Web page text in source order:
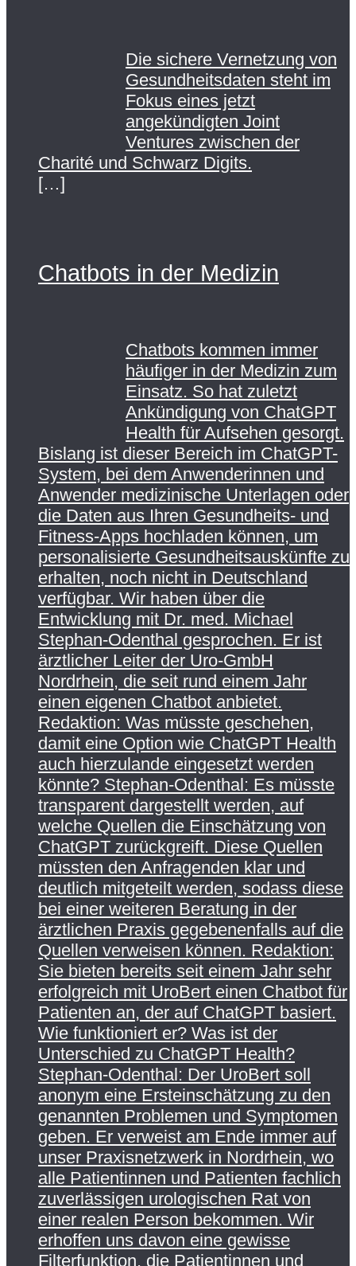
Die sichere Vernetzung von
Gesundheitsdaten steht im
Fokus eines jetzt
angekündigten Joint
Ventures zwischen der
Charité und Schwarz Digits.
[…]
Chatbots in der Medizin
Chatbots kommen immer
häufiger in der Medizin zum
Einsatz. So hat zuletzt
Ankündigung von ChatGPT
Health für Aufsehen gesorgt.
Bislang ist dieser Bereich im ChatGPT-
System, bei dem Anwenderinnen und
Anwender medizinische Unterlagen oder
die Daten aus Ihren Gesundheits- und
Fitness-Apps hochladen können, um
personalisierte Gesundheitsauskünfte zu
erhalten, noch nicht in Deutschland
verfügbar. Wir haben über die
Entwicklung mit Dr. med. Michael
Stephan-Odenthal gesprochen. Er ist
ärztlicher Leiter der Uro-GmbH
Nordrhein, die seit rund einem Jahr
einen eigenen Chatbot anbietet.
Redaktion: Was müsste geschehen,
damit eine Option wie ChatGPT Health
auch hierzulande eingesetzt werden
könnte? Stephan-Odenthal: Es müsste
transparent dargestellt werden, auf
welche Quellen die Einschätzung von
ChatGPT zurückgreift. Diese Quellen
müssten den Anfragenden klar und
deutlich mitgeteilt werden, sodass diese
bei einer weiteren Beratung in der
ärztlichen Praxis gegebenenfalls auf die
Quellen verweisen können. Redaktion:
Sie bieten bereits seit einem Jahr sehr
erfolgreich mit UroBert einen Chatbot für
Patienten an, der auf ChatGPT basiert.
Wie funktioniert er? Was ist der
Unterschied zu ChatGPT Health?
Stephan-Odenthal: Der UroBert soll
anonym eine Ersteinschätzung zu den
genannten Problemen und Symptomen
geben. Er verweist am Ende immer auf
unser Praxisnetzwerk in Nordrhein, wo
alle Patientinnen und Patienten fachlich
zuverlässigen urologischen Rat von
einer realen Person bekommen. Wir
erhoffen uns davon eine gewisse
Filterfunktion, die Patientinnen und